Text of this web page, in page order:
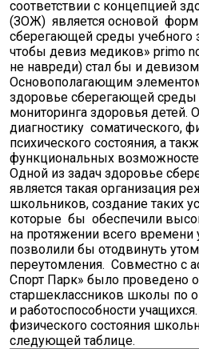
соответствии с концепцией
(ЗОЖ) является основой
сберегающей среды учебного
чтобы девиз медиков» primo
не навреди) стал бы и
Основополагающим
здоровье сберегающей среды
мониторинга здоровья детей.
диагностику соматического,
психического состояния, а
функциональных
Одной из задач здоровье
является такая организация
школьников, создание таких
которые бы обеспечили
на протяжении всего времени
позволили бы отодвинуть
переутомления. Совместно с
Спорт Парк» было проведено
старшеклассников школы по
и работоспособности
физического состояния
следующей таблице.